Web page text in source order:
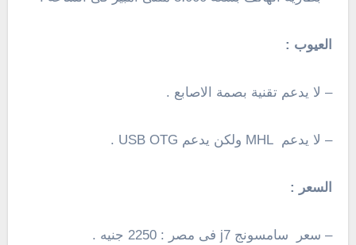
العيوب :
– لا يدعم تقنية بصمة الاصابع .
– لا يدعم MHL ولكن يدعم USB OTG .
السعر :
– سعر سامسونج j7 فى مصر : 2250 جنيه .